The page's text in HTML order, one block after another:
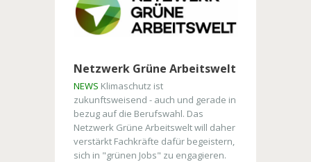
Netzwerk Grüne Arbeitswelt
NEWS Klimaschutz ist
zukunftsweisend - auch und gerade in
bezug auf die Berufswahl. Das
Netzwerk Grüne Arbeitswelt will daher
verstärkt Fachkräfte dafür begeistern,
sich in "grünen Jobs" zu engagieren.